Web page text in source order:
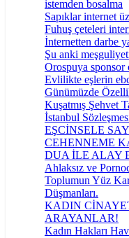
istemden bosalma
Sapıklar internet
Fuhuş çeteleri
İnternetten darbe
Şu anki
Orospuya sponsor
Evlilikte eşlerin
Günümüzde
Kuşatmış Şehvet
İstanbul
EŞCİNSELE
CEHENNEME
DUA İLE ALAY
Ahlaksız ve
Toplumun Yüz
Düşmanları.
KADIN
ARAYANLAR!
Kadın Hakları